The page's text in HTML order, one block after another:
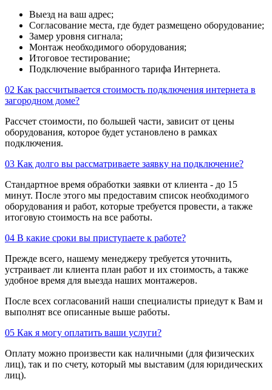
Выезд на ваш адрес;
Согласование места, где будет размещено оборудование;
Замер уровня сигнала;
Монтаж необходимого оборудования;
Итоговое тестирование;
Подключение выбранного тарифа Интернета.
02 Как рассчитывается стоимость подключения интернета в
загородном доме?
Рассчет стоимости, по большей части, зависит от цены
оборудования, которое будет установлено в рамках
подключения.
03 Как долго вы рассматриваете заявку на подключение?
Стандартное время обработки заявки от клиента - до 15
минут. После этого мы предоставим список необходимого
оборудования и работ, которые требуется провести, а также
итоговую стоимость на все работы.
04 В какие сроки вы приступаете к работе?
Прежде всего, нашему менеджеру требуется уточнить,
устраивает ли клиента план работ и их стоимость, а также
удобное время для выезда наших монтажеров.
После всех согласований наши специалисты приедут к Вам и
выполнят все описанные выше работы.
05 Как я могу оплатить ваши услуги?
Оплату можно произвести как наличными (для физических
лиц), так и по счету, который мы выставим (для юридических
лиц).